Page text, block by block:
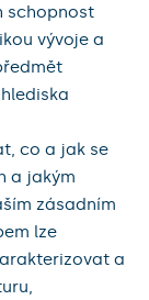
schopnost
vývoje a
co a jak se
a jakým
zásadním
lze
a